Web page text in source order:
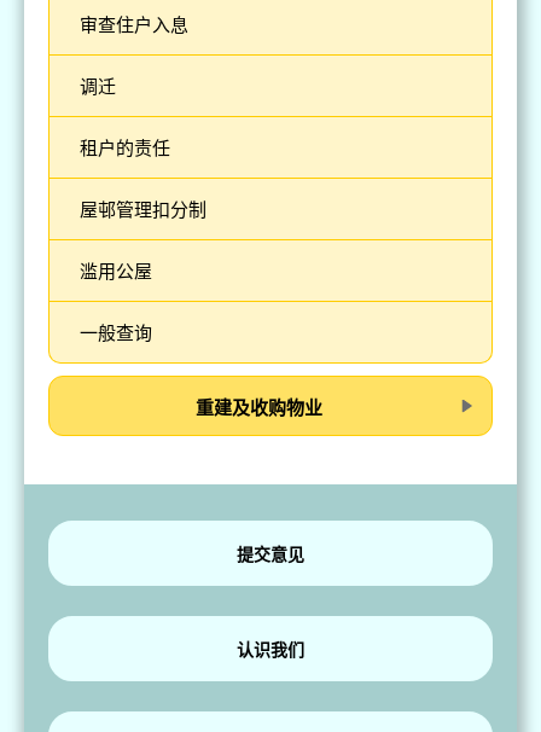
一般查询
滥用公屋
屋邨管理扣分制
租户的责任
调迁
审查住户入息
重建及收购物业
提交意见
认识我们